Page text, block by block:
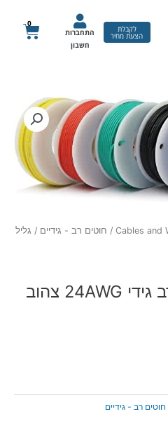
לקבלת
הצעת מחיר
התחברות
חשבון
0
עגלת
/ חוטים רב - גידיים / גליל
חוטים רב - גידיים